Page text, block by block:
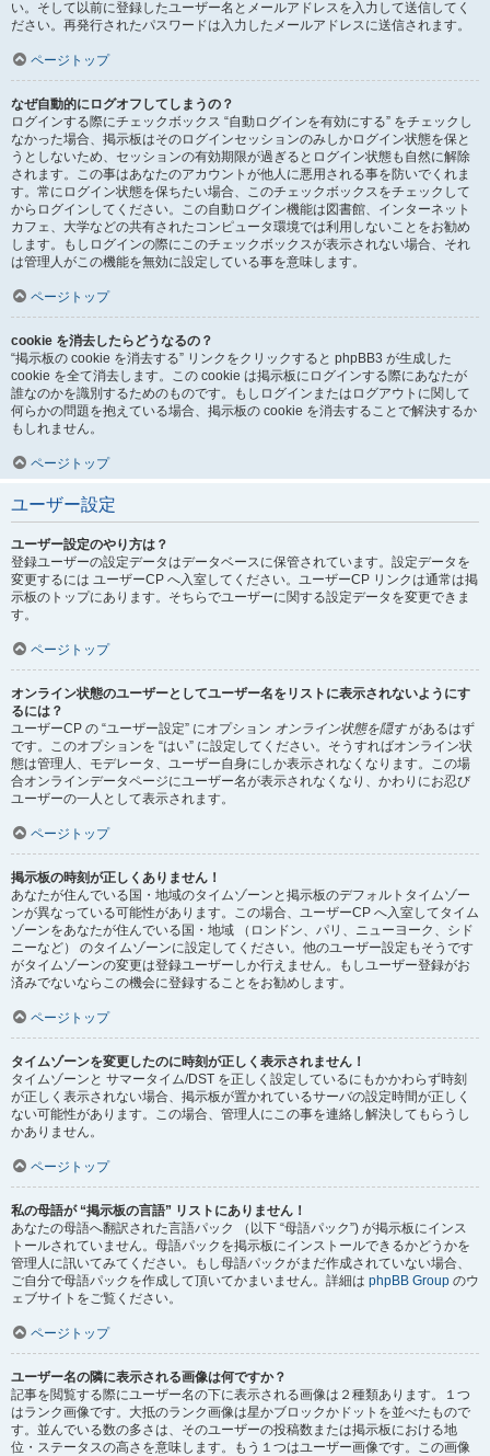
い。そして以前に登録したユーザー名とメールアドレスを入力して送信してく
ださい。再発行されたパスワードは入力したメールアドレスに送信されます。
ページトップ
なぜ自動的にログオフしてしまうの？
ログインする際にチェックボックス “自動ログインを有効にする” をチェックし
なかった場合、掲示板はそのログインセッションのみしかログイン状態を保と
うとしないため、セッションの有効期限が過ぎるとログイン状態も自然に解除
されます。この事はあなたのアカウントが他人に悪用される事を防いでくれま
す。常にログイン状態を保ちたい場合、このチェックボックスをチェックして
からログインしてください。この自動ログイン機能は図書館、インターネット
カフェ、大学などの共有されたコンピュータ環境では利用しないことをお勧め
します。もしログインの際にこのチェックボックスが表示されない場合、それ
は管理人がこの機能を無効に設定している事を意味します。
ページトップ
cookie を消去したらどうなるの？
“掲示板の cookie を消去する” リンクをクリックすると phpBB3 が生成した
cookie を全て消去します。この cookie は掲示板にログインする際にあなたが
誰なのかを識別するためのものです。もしログインまたはログアウトに関して
何らかの問題を抱えている場合、掲示板の cookie を消去することで解決するか
もしれません。
ページトップ
ユーザー設定
ユーザー設定のやり方は？
登録ユーザーの設定データはデータベースに保管されています。設定データを
変更するには ユーザーCP へ入室してください。ユーザーCP リンクは通常は掲
示板のトップにあります。そちらでユーザーに関する設定データを変更できま
す。
ページトップ
オンライン状態のユーザーとしてユーザー名をリストに表示されないようにす
るには？
ユーザーCP の “ユーザー設定” にオプション オンライン状態を隠すがあるはず
です。このオプションを “はい” に設定してください。そうすればオンライン状
態は管理人、モデレータ、ユーザー自身にしか表示されなくなります。この場
合オンラインデータページにユーザー名が表示されなくなり、かわりにお忍び
ユーザーの一人として表示されます。
ページトップ
掲示板の時刻が正しくありません！
あなたが住んでいる国・地域のタイムゾーンと掲示板のデフォルトタイムゾー
ンが異なっている可能性があります。この場合、ユーザーCP へ入室してタイム
ゾーンをあなたが住んでいる国・地域 （ロンドン、パリ、ニューヨーク、シド
ニーなど） のタイムゾーンに設定してください。他のユーザー設定もそうです
がタイムゾーンの変更は登録ユーザーしか行えません。もしユーザー登録がお
済みでないならこの機会に登録することをお勧めします。
ページトップ
タイムゾーンを変更したのに時刻が正しく表示されません！
タイムゾーンと サマータイム/DST を正しく設定しているにもかかわらず時刻
が正しく表示されない場合、掲示板が置かれているサーバの設定時間が正しく
ない可能性があります。この場合、管理人にこの事を連絡し解決してもらうし
かありません。
ページトップ
私の母語が “掲示板の言語” リストにありません！
あなたの母語へ翻訳された言語パック （以下 “母語パック”) が掲示板にインス
トールされていません。母語パックを掲示板にインストールできるかどうかを
管理人に訊いてみてください。もし母語パックがまだ作成されていない場合、
ご自分で母語パックを作成して頂いてかまいません。詳細は phpBB Group のウ
ェブサイトをご覧ください。
ページトップ
ユーザー名の隣に表示される画像は何ですか？
記事を閲覧する際にユーザー名の下に表示される画像は２種類あります。１つ
はランク画像です。大抵のランク画像は星かブロックかドットを並べたもので
す。並んでいる数の多さは、そのユーザーの投稿数または掲示板における地
位・ステータスの高さを意味します。もう１つはユーザー画像です。この画像